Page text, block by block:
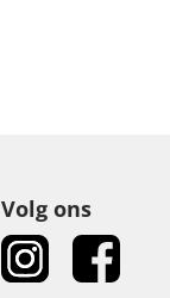
Volg ons